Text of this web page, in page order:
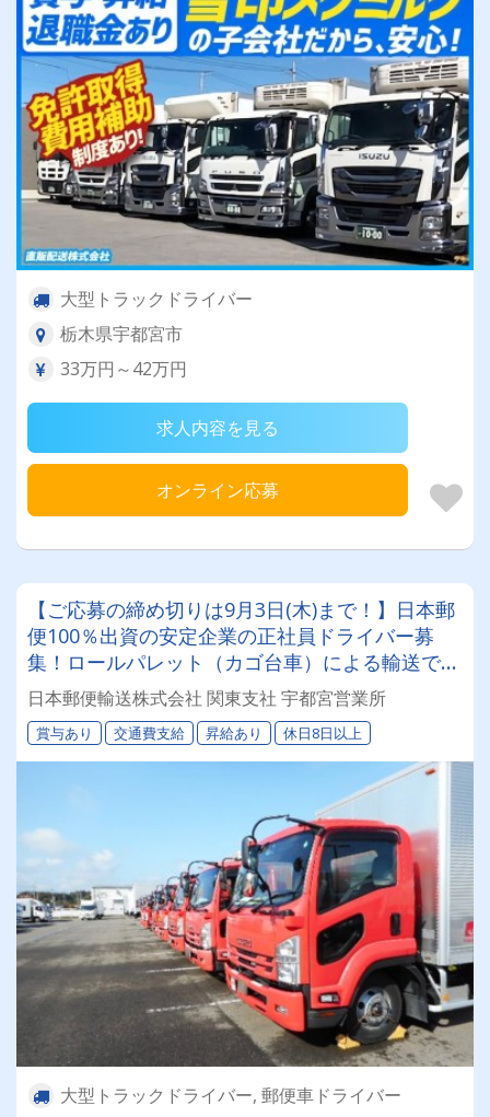
大型トラックドライバー
栃木県宇都宮市
33万円～42万円
求人内容を見る
オンライン応募
【ご応募の締め切りは9月3日(木)まで！】日本郵
便100％出資の安定企業の正社員ドライバー募
集！ロールパレット（カゴ台車）による輸送で身
体的な負担も少ないため、女性ドライバーも活躍
中！
日本郵便輸送株式会社 関東支社 宇都宮営業所
賞与あり 交通費支給 昇給あり 休日8日以上
大型トラックドライバー, 郵便車ドライバー